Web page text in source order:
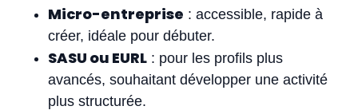
Micro-entreprise : accessible, rapide à
créer, idéale pour débuter.
SASU ou EURL : pour les profils plus
avancés, souhaitant développer une activité
plus structurée.